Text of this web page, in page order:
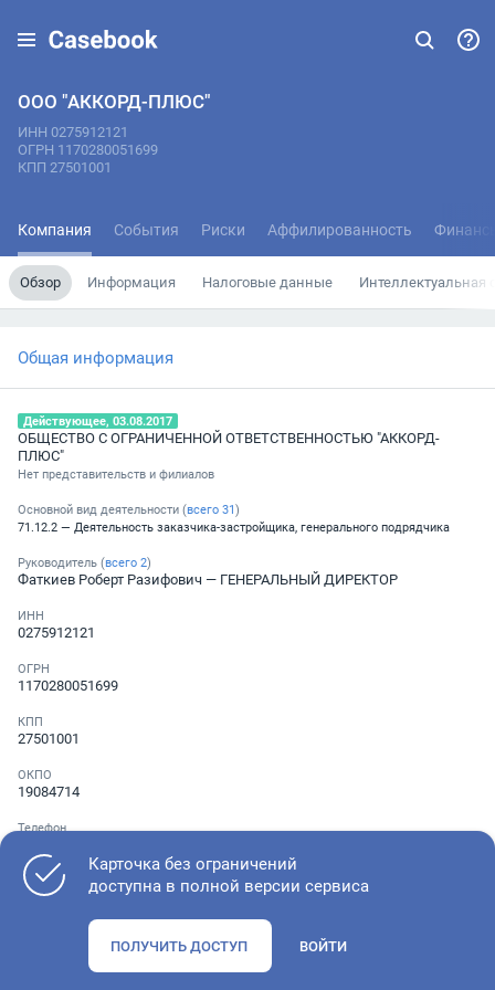
ООО "АККОРД-ПЛЮС"
ИНН 0275912121
ОГРН 1170280051699
КПП 27501001
Компания События Риски Аффилированность
Обзор Информация Налоговые данные Интеллектуальная
Общая информация
Действующее, 03.08.2017
ОБЩЕСТВО С ОГРАНИЧЕННОЙ ОТВЕТСТВЕННОСТЬЮ "АККОРД-
ПЛЮС"
Нет представительств и филиалов
Основной вид деятельности (всего 31)
71.12.2 — Деятельность заказчика-застройщика, генерального подрядчика
Руководитель (всего 2)
Фаткиев Роберт Разифович — ГЕНЕРАЛЬНЫЙ ДИРЕКТОР
ИНН
0275912121
ОГРН
1170280051699
КПП
27501001
ОКПО
19084714
Телефон
Как оценить состояние компании
Карточка без ограничений
доступна в полной версии сервиса
ПОЛУЧИТЬ ДОСТУП ВОЙТИ